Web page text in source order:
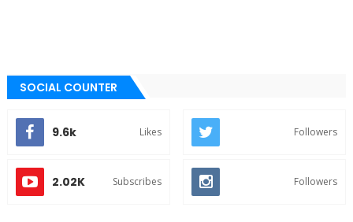
SOCIAL COUNTER
9.6k Likes Followers
2.02K Subscribes Followers